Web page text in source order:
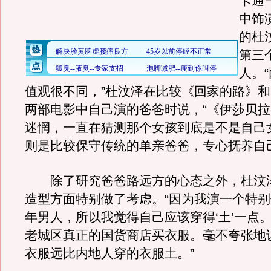
中饰
的杜
第三
人。
值观很不同，”杜汶泽在比较《回家的路》
两部电影中自己演的爸爸时说，“《伊莎贝
迷惘，一直在猜测那个女孩到底是不是自己
则是比较保守传统的单亲爸爸，专心抚养自
除了研究爸爸路远方的心态之外，杜汶
造型方面特别做了考虑。“因为我演一个特
年男人，所以我觉得自己应该穿得‘土’一点
老城区真正的国货商店买衣服。毫不夸张地
衣服远比内地人穿的衣服土。”